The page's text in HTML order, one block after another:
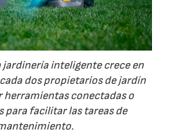
jardinería inteligente crece en
dos propietarios de jardín
herramientas conectadas o
para facilitar las tareas de